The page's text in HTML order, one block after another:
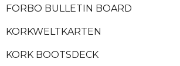
FORBO BULLETIN BOARD
KORKWELTKARTEN
KORK BOOTSDECK